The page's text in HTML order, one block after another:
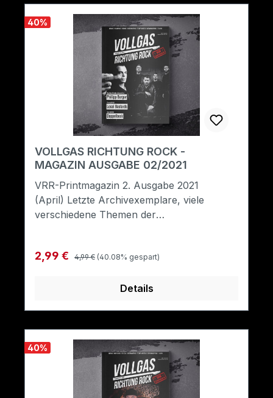
40%
VOLLGAS RICHTUNG ROCK -
MAGAZIN AUSGABE 02/2021
VRR-Printmagazin 2. Ausgabe 2021
(April) Letzte Archivexemplare, viele
verschiedene Themen der
Verkaufspreis:
2,99 € Regulärer Preis:
4,99 € (40.08% gespart)
Details
40%